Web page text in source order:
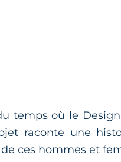
temps où le
raconte une
ces hommes et